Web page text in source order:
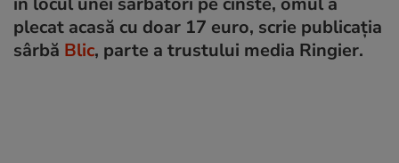
plecat acasă cu doar 17 euro, scrie publicația
sârbă Blic, parte a trustului media Ringier.